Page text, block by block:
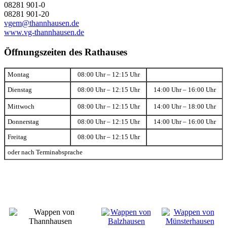
08281 901-0
08281 901-20
vgem@thannhausen.de
www.vg-thannhausen.de
Öffnungszeiten des Rathauses
Montag 08:00 Uhr – 12:15 Uhr
Dienstag 08:00 Uhr – 12:15 Uhr 14:00 Uhr – 16:00 Uhr
Mittwoch 08:00 Uhr – 12:15 Uhr 14:00 Uhr – 18:00 Uhr
Donnerstag 08:00 Uhr – 12:15 Uhr 14:00 Uhr – 16:00 Uhr
Freitag 08:00 Uhr – 12:15 Uhr
oder nach Terminabsprache